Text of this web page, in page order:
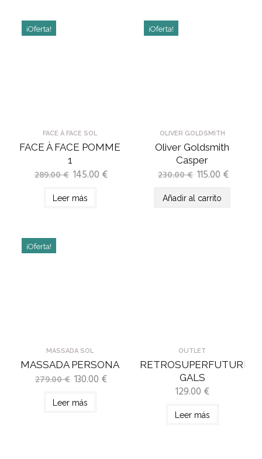
FACE À FACE SOL
FACE À FACE POMME
1
289.00€ 145.00 €
¡Oferta!
Leer más
OLIVER GOLDSMITH
Oliver Goldsmith
Casper
230.00€ 115.00 €
¡Oferta!
Añadir al carrito
MASSADA SOL
MASSADA PERSONA
279.00€ 130.00 €
¡Oferta!
Leer más
OUTLET
RETROSUPERFUTURE
GALS
129.00 €
Leer más